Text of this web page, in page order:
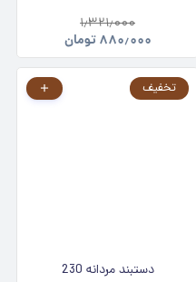
۱٫۳۲۱٫۰۰۰
۸۸۰٫۰۰۰ تومان
تخفیف
دستبند مردانه 230